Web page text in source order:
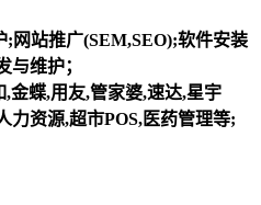
网站推广(SEM,SEO);软件安装
与维护；
金蝶,用友,管家婆,速达,星宇
力资源,超市POS,医药管理等;